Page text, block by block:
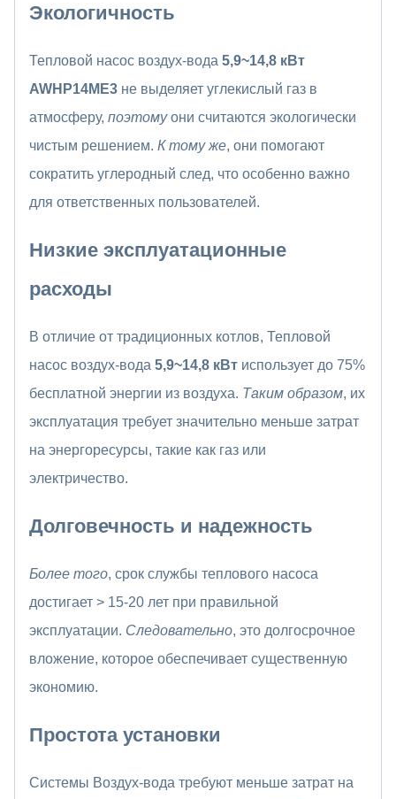
Экологичность
Тепловой насос воздух-вода 5,9~14,8 кВт
AWHP14ME3 не выделяет углекислый газ в
атмосферу, поэтомуони считаются экологически
чистым решением. К тому же, они помогают
сократить углеродный след, что особенно важно
для ответственных пользователей.
Низкие эксплуатационные
расходы
В отличие от традиционных котлов, Тепловой
насос воздух-вода 5,9~14,8 кВт использует до 75%
бесплатной энергии из воздуха. Таким образом, их
эксплуатация требует значительно меньше затрат
на энергоресурсы, такие как газ или
электричество.
Долговечность и надежность
Более того, срок службы теплового насоса
достигает > 15-20 лет при правильной
эксплуатации. Следовательно, это долгосрочное
вложение, которое обеспечивает существенную
экономию.
Простота установки
Системы Воздух-вода требуют меньше затрат на